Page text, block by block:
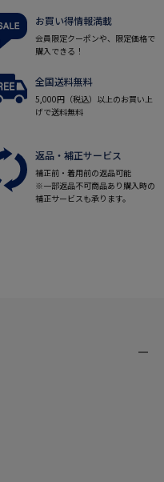
お買い得情報満載
会員限定クーポンや、限定価格で
購入できる！
全国送料無料
5,000円（税込）以上のお買い上
げで送料無料
返品・補正サービス
補正前・着用前の返品可能
※一部返品不可商品あり購入時の
補正サービスも承ります。